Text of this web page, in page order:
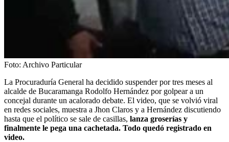
Foto: Archivo Particular
La Procuraduría General ha decidido suspender por tres meses al
alcalde de Bucaramanga Rodolfo Hernández por golpear a un
concejal durante un acalorado debate. El video, que se volvió viral
en redes sociales, muestra a Jhon Claros y a Hernández discutiendo
hasta que el político se sale de casillas, lanza groserías y
finalmente le pega una cachetada. Todo quedó registrado en
video.